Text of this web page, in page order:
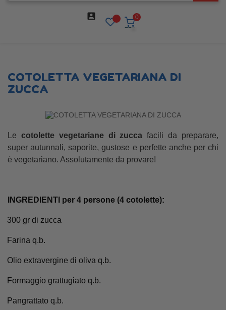
 0
COTOLETTA VEGETARIANA DI
ZUCCA
Le cotolette vegetariane di zucca facili da preparare,
super autunnali, saporite, gustose e perfette anche per chi
è vegetariano. Assolutamente da provare!
INGREDIENTI per 4 persone (4 cotolette):
300 gr di zucca
Farina q.b.
Olio extravergine di oliva q.b.
Formaggio grattugiato q.b.
Pangrattato q.b.